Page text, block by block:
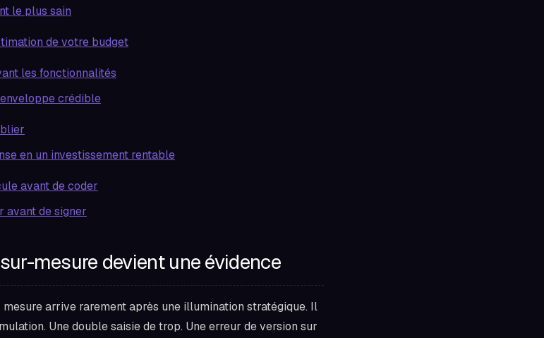
le plus sain
de votre budget
les fonctionnalités
crédible
en un investissement rentable
avant de coder
avant de signer
mesure devient une évidence
arrive rarement après une illumination stratégique. Il
Une double saisie de trop. Une erreur de version sur